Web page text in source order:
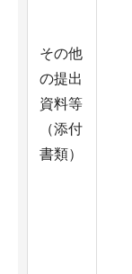
その他
の提出
資料等
（添付
書類）